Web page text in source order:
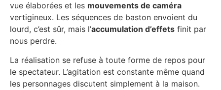
vue élaborées et les mouvements de caméra
vertigineux. Les séquences de baston envoient du
lourd, c’est sûr, mais l’accumulation d’effets finit par
nous perdre.
La réalisation se refuse à toute forme de repos pour
le spectateur. L’agitation est constante même quand
les personnages discutent simplement à la maison.